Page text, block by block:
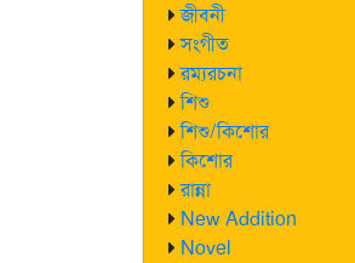
জীবনী
সংগীত
রম্যরচনা
শিশু
শিশু/কিশোর
কিশোর
রান্না
New Addition
Novel